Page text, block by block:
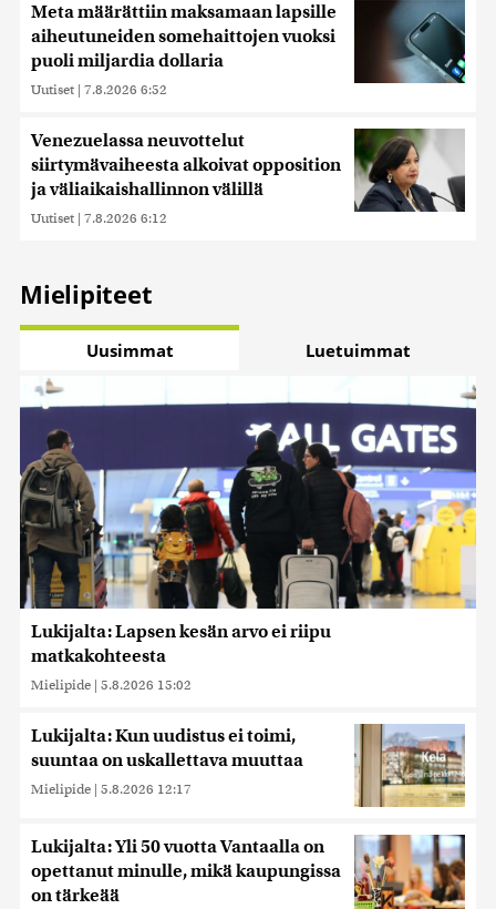
Meta määrättiin maksamaan lapsille
aiheutuneiden somehaittojen vuoksi
puoli miljardia dollaria
Uutiset | 7.8.2026 6:52
Venezuelassa neuvottelut
siirtymävaiheesta alkoivat opposition
ja väliaikaishallinnon välillä
Uutiset | 7.8.2026 6:12
Mielipiteet
Uusimmat Luetuimmat
Lukijalta: Lapsen kesän arvo ei riipu
matkakohteesta
Mielipide | 5.8.2026 15:02
Lukijalta: Kun uudistus ei toimi,
suuntaa on uskallettava muuttaa
Mielipide | 5.8.2026 12:17
Lukijalta: Yli 50 vuotta Vantaalla on
opettanut minulle, mikä kaupungissa
on tärkeää